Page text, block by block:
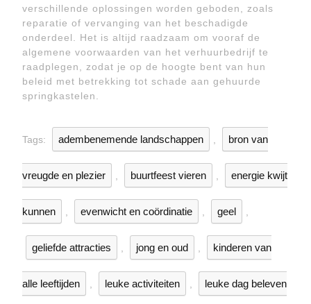
verschillende oplossingen worden geboden, zoals
reparatie of vervanging van het beschadigde
onderdeel. Het is altijd raadzaam om vooraf de
algemene voorwaarden van het verhuurbedrijf te
raadplegen, zodat je op de hoogte bent van hun
beleid met betrekking tot schade aan gehuurde
springkastelen.
Tags: adembenemende landschappen bron van
vreugde en plezier buurtfeest vieren energie kwijt
kunnen evenwicht en coördinatie geel
geliefde attracties jong en oud kinderen van
alle leeftijden leuke activiteiten leuke dag beleven